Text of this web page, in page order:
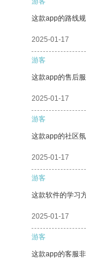
这款app的路线
2025-01-17
游客
这款app的售后
2025-01-17
游客
这款app的社区
2025-01-17
游客
这款软件的学习
2025-01-17
游客
这款app的客服